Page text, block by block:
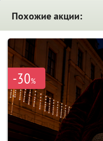
Похожие акции:
-30%